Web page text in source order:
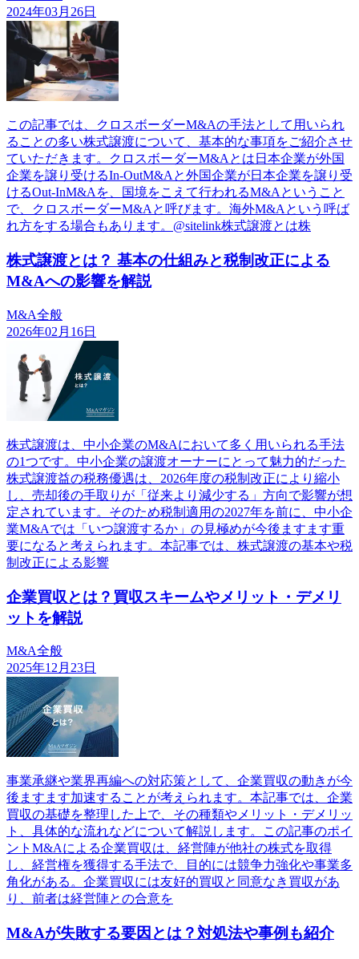
2024年03月26日
この記事では、クロスボーダーM&Aの手法として用いられ
ることの多い株式譲渡について、基本的な事項をご紹介させ
ていただきます。クロスボーダーM&Aとは日本企業が外国
企業を譲り受けるIn-OutM&Aと外国企業が日本企業を譲り受
けるOut-InM&Aを、国境をこえて行われるM&Aということ
で、クロスボーダーM&Aと呼びます。海外M&Aという呼ば
れ方をする場合もあります。@sitelink株式譲渡とは株
株式譲渡とは？ 基本の仕組みと税制改正による
M&Aへの影響を解説
M&A全般
2026年02月16日
株式譲渡は、中小企業のM&Aにおいて多く用いられる手法
の1つです。中小企業の譲渡オーナーにとって魅力的だった
株式譲渡益の税務優遇は、2026年度の税制改正により縮小
し、売却後の手取りが「従来より減少する」方向で影響が想
定されています。そのため税制適用の2027年を前に、中小企
業M&Aでは「いつ譲渡するか」の見極めが今後ますます重
要になると考えられます。本記事では、株式譲渡の基本や税
制改正による影響
企業買収とは？買収スキームやメリット・デメリ
ットを解説
M&A全般
2025年12月23日
事業承継や業界再編への対応策として、企業買収の動きが今
後ますます加速することが考えられます。本記事では、企業
買収の基礎を整理した上で、その種類やメリット・デメリッ
ト、具体的な流れなどについて解説します。この記事のポイ
ントM&Aによる企業買収は、経営陣が他社の株式を取得
し、経営権を獲得する手法で、目的には競争力強化や事業多
角化がある。企業買収には友好的買収と同意なき買収があ
り、前者は経営陣との合意を
M&Aが失敗する要因とは？対処法や事例も紹介